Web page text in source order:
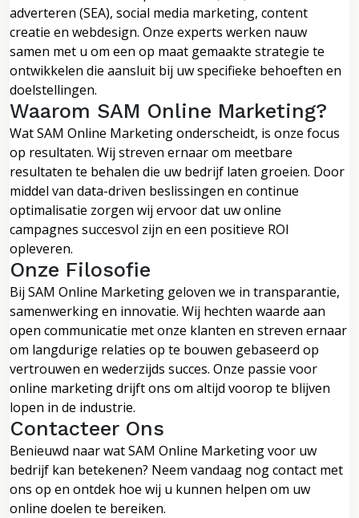
adverteren (SEA), social media marketing, content
creatie en webdesign. Onze experts werken nauw
samen met u om een op maat gemaakte strategie te
ontwikkelen die aansluit bij uw specifieke behoeften en
doelstellingen.
Waarom SAM Online Marketing?
Wat SAM Online Marketing onderscheidt, is onze focus
op resultaten. Wij streven ernaar om meetbare
resultaten te behalen die uw bedrijf laten groeien. Door
middel van data-driven beslissingen en continue
optimalisatie zorgen wij ervoor dat uw online
campagnes succesvol zijn en een positieve ROI
opleveren.
Onze Filosofie
Bij SAM Online Marketing geloven we in transparantie,
samenwerking en innovatie. Wij hechten waarde aan
open communicatie met onze klanten en streven ernaar
om langdurige relaties op te bouwen gebaseerd op
vertrouwen en wederzijds succes. Onze passie voor
online marketing drijft ons om altijd voorop te blijven
lopen in de industrie.
Contacteer Ons
Benieuwd naar wat SAM Online Marketing voor uw
bedrijf kan betekenen? Neem vandaag nog contact met
ons op en ontdek hoe wij u kunnen helpen om uw
online doelen te bereiken.